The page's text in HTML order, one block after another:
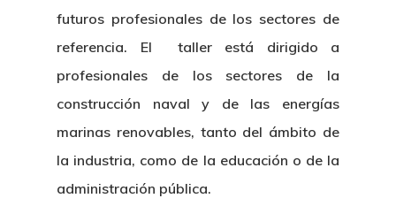
futuros profesionales de los sectores de
referencia. El taller está dirigido a
profesionales de los sectores de la
construcción naval y de las energías
marinas renovables, tanto del ámbito de
la industria, como de la educación o de la
administración pública.